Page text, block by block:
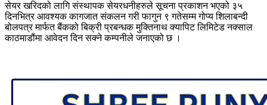
सेयर खरिदको लागि संस्थापक सेयरधनीहरुले सूचना प्रकाशन भएको ३५
दिनभित्र आवश्यक कागजात संकलन गरी फागुन ९ गतेसम्म गोप्य शिलाबन्दी
बोलपत्र मार्फत बैंकको बिक्री प्रबन्धक मुक्तिनाथ क्यापिट लिमिटेड नक्साल
काठमाडौंमा आवेदन दिन सक्ने कम्पनीले जनाएको छ ।